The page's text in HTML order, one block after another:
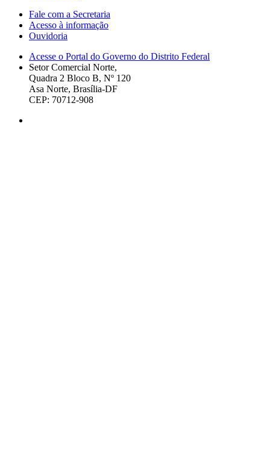
Fale com a Secretaria
Acesso à informação
Ouvidoria
Acesse o Portal do Governo do Distrito Federal
Setor Comercial Norte,
Quadra 2 Bloco B, Nº 120
Asa Norte, Brasília-DF
CEP: 70712-908